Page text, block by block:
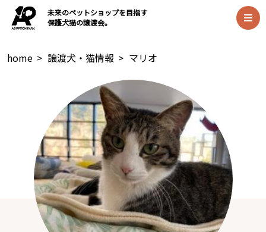
未来のペットショップを目指す
保護犬猫の譲渡会。
home > 譲渡犬・猫情報 > マリオ